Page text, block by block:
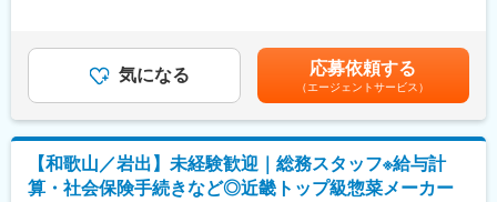
ぜひご活躍ください。
＜同社について＞
■こだわり
https://www.fujimotofoods.co.jp/kodawari/index.html
があります。月給(月額)は固定手当を含めた表記です。
気になる 応募依頼する
（エージェントサービス）
【和歌山／岩出】未経験歓迎｜総務スタッフ※給与計
算・社会保険手続きなど◎近畿トップ級惣菜メーカー